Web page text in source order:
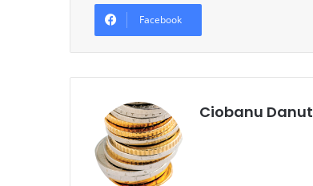
Facebook
Ciobanu Danut